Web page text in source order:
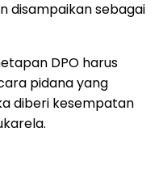
disampaikan sebagai
DPO harus
pidana yang
diberi kesempatan